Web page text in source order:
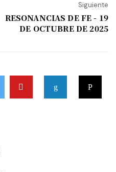
Siguiente
RESONANCIAS DE FE - 19
DE OCTUBRE DE 2025